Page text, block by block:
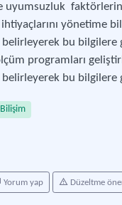
uyumsuzluk
yönetime
bu bilgilere
programları
bu bilgilere
Bilişim
Yorum yap Düzeltme